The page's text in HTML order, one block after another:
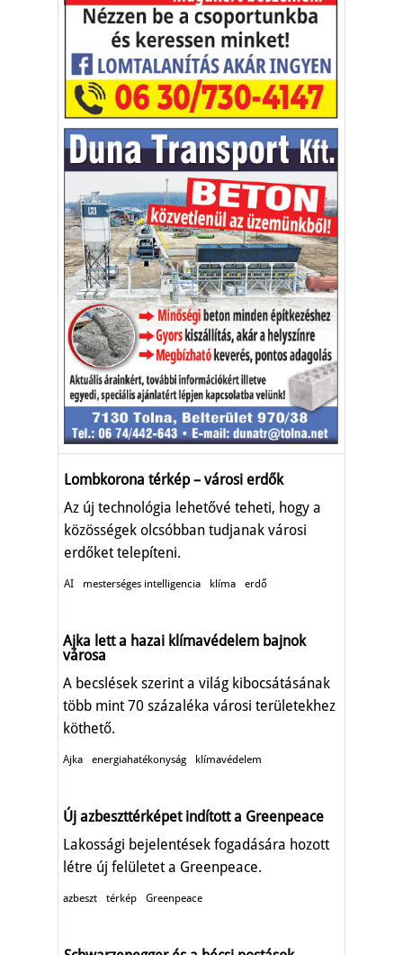
Lombkorona térkép – városi erdők
Az új technológia lehetővé teheti, hogy a
közösségek olcsóbban tudjanak városi
erdőket telepíteni.
AI mesterséges intelligencia klíma erdő
Ajka lett a hazai klímavédelem bajnok
városa
A becslések szerint a világ kibocsátásának
több mint 70 százaléka városi területekhez
köthető.
Ajka energiahatékonyság klímavédelem
Új azbeszttérképet indított a Greenpeace
Lakossági bejelentések fogadására hozott
létre új felületet a Greenpeace.
azbeszt térkép Greenpeace